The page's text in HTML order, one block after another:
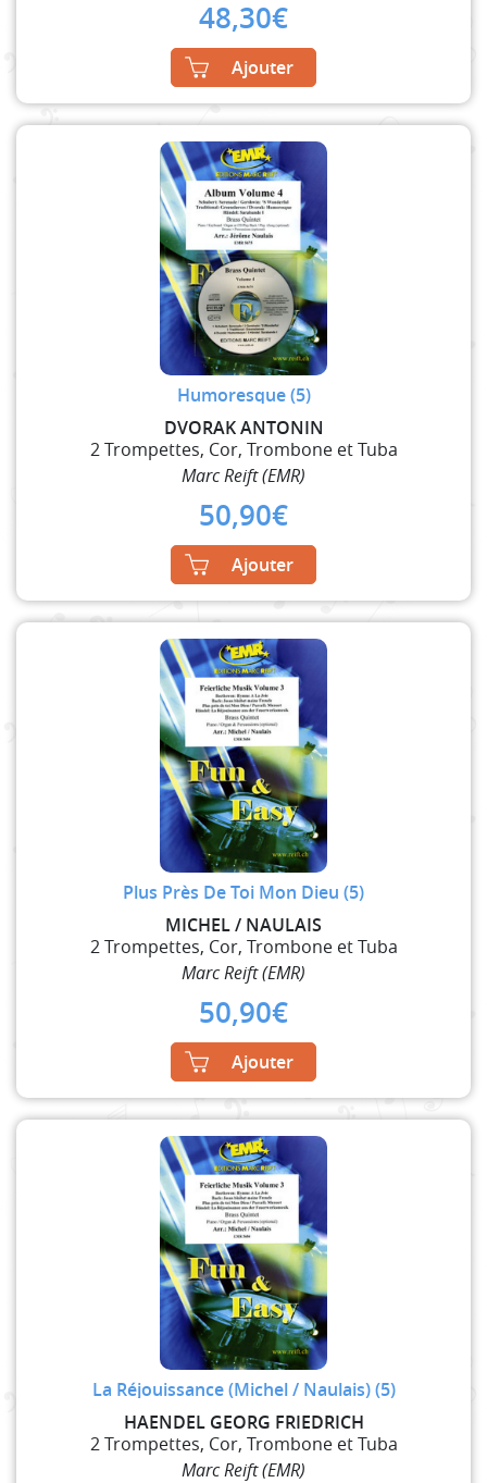
48,30€
Ajouter
Humoresque (5)
DVORAK ANTONIN
2 Trompettes, Cor, Trombone et Tuba
Marc Reift (EMR)
50,90€
Ajouter
Plus Près De Toi Mon Dieu (5)
MICHEL / NAULAIS
2 Trompettes, Cor, Trombone et Tuba
Marc Reift (EMR)
50,90€
Ajouter
La Réjouissance (Michel / Naulais) (5)
HAENDEL GEORG FRIEDRICH
2 Trompettes, Cor, Trombone et Tuba
Marc Reift (EMR)